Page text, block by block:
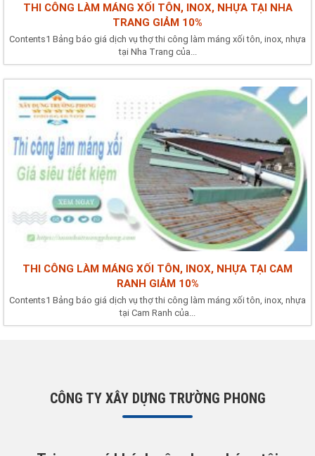
THI CÔNG LÀM MÁNG XỐI TÔN, INOX, NHỰA TẠI NHA
TRANG GIẢM 10%
Contents1 Bảng báo giá dịch vụ thợ thi công làm máng xối tôn, inox, nhựa
tại Nha Trang của...
THI CÔNG LÀM MÁNG XỐI TÔN, INOX, NHỰA TẠI CAM
RANH GIẢM 10%
Contents1 Bảng báo giá dịch vụ thợ thi công làm máng xối tôn, inox, nhựa
tại Cam Ranh của...
CÔNG TY XÂY DỰNG TRƯỜNG PHONG